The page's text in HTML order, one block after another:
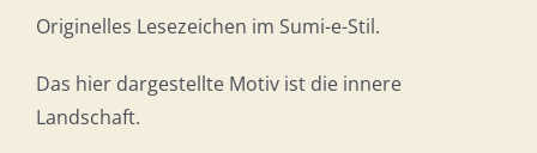
Originelles Lesezeichen im Sumi-e-Stil.
Das hier dargestellte Motiv ist die innere
Landschaft.